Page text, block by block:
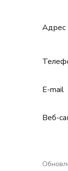
Адрес
E-mail
Веб-